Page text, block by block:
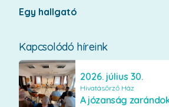
Kapcsolódó híreink
2026. július 30.
Hivatásőrző Ház
A józanság
Egy hallgató